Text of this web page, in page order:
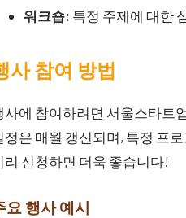
워크숍: 특정 주제에 대한
사 참여 방법
사에 참여하려면 서울스타트
정은 매월 갱신되며, 특정 프
리 신청하면 더욱 좋습니다!
요 행사 예시